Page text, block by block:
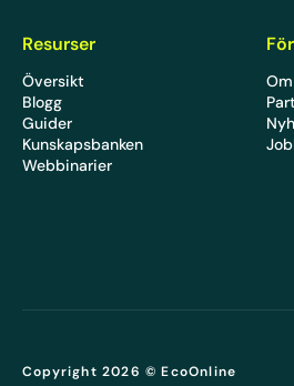
Resurser
Översikt
Blogg
Guider
Kunskapsbanken
Webbinarier
Copyright 2026 © EcoOnline